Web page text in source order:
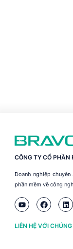
CÔNG TY CỔ PHẦN
Doanh nghiệp
phần mềm về công
LIÊN HỆ VỚI